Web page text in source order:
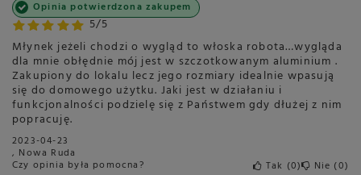
5/5
Opinia potwierdzona zakupem
Młynek jeżeli chodzi o wygląd to włoska robota…wygląda
dla mnie obłędnie mój jest w szczotkowanym aluminium .
Zakupiony do lokalu lecz jego rozmiary idealnie wpasują
się do domowego użytku. Jaki jest w działaniu i
funkcjonalności podzielę się z Państwem gdy dłużej z nim
popracuję.
2023-04-23
, Nowa Ruda
Czy opinia była pomocna? Tak 0 Nie 0